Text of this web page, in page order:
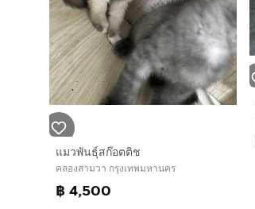
แมวพันธุ์สก๊อตติช
คลองสามวา กรุงเทพมหานคร
฿ 4,500